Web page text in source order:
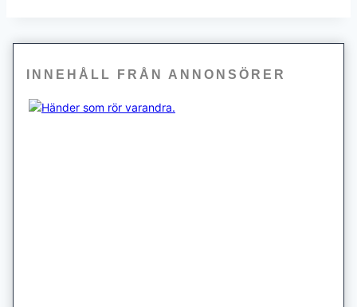
INNEHÅLL FRÅN ANNONSÖRER